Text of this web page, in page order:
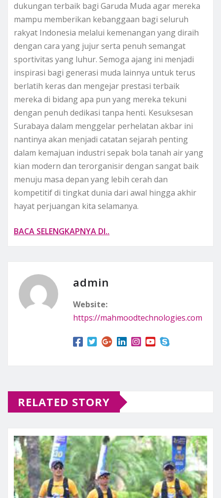
dukungan terbaik bagi Garuda Muda agar mereka
mampu memberikan kebanggaan bagi seluruh
rakyat Indonesia melalui kemenangan yang diraih
dengan cara yang jujur serta penuh semangat
sportivitas yang luhur. Semoga ajang ini menjadi
inspirasi bagi generasi muda lainnya untuk terus
berlatih keras dan mengejar prestasi terbaik
mereka di bidang apa pun yang mereka tekuni
dengan penuh dedikasi tanpa henti. Kesuksesan
Surabaya dalam menggelar perhelatan akbar ini
nantinya akan menjadi catatan sejarah penting
dalam kemajuan industri sepak bola tanah air yang
kian modern dan terorganisir dengan sangat baik
menuju masa depan yang lebih cerah dan
kompetitif di tingkat dunia dari awal hingga akhir
hayat perjuangan kita selamanya.
BACA SELENGKAPNYA DI..
admin
Website:
https://mahmoodtechnologies.com
RELATED STORY